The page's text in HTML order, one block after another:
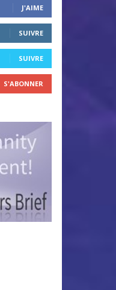
J'AIME
SUIVRE
SUIVRE
S'ABONNER